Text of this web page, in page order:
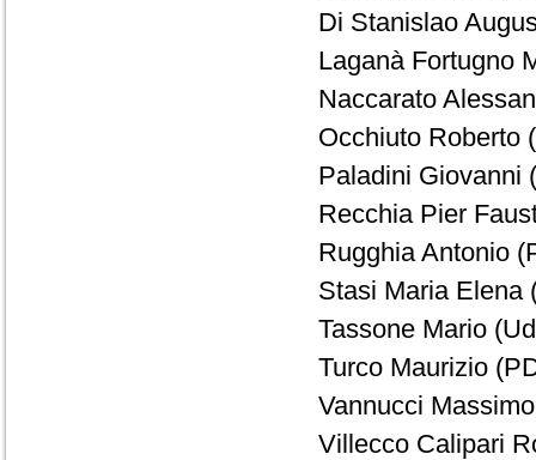
Di Stanislao
Laganà Fortugno
Naccarato
Occhiuto Roberto
Paladini Giovanni
Recchia Pier
Rugghia Antonio
Stasi Maria Elena
Tassone Mario
Turco Maurizio
Vannucci
Villecco Calipari